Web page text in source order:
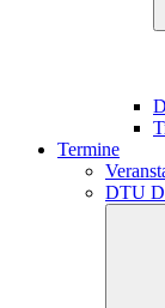
Termine
DTU